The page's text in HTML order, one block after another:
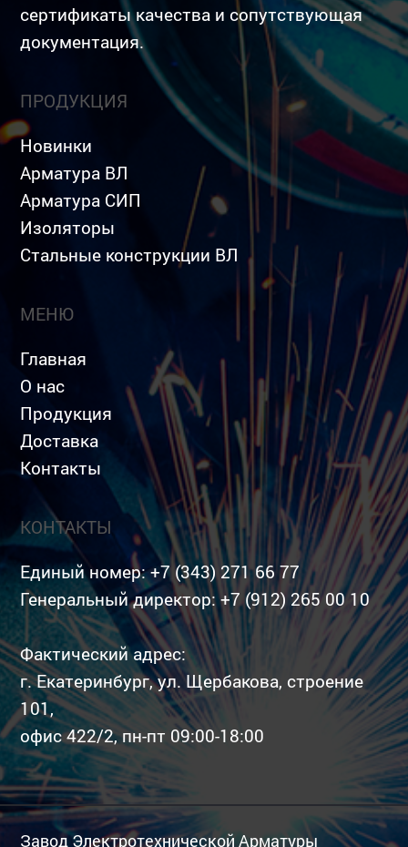
сертификаты качества и сопутствующая
документация.
ПРОДУКЦИЯ
Новинки
Арматура ВЛ
Арматура СИП
Изоляторы
Стальные конструкции ВЛ
МЕНЮ
Главная
О нас
Продукция
Доставка
Контакты
КОНТАКТЫ
Единый номер:+7 (343) 271 66 77
Генеральный директор:+7 (912) 265 00 10
Фактический адрес:
г. Екатеринбург, ул. Щербакова, строение
101,
офис 422/2, пн-пт 09:00-18:00
Завод Электротехнической Арматуры